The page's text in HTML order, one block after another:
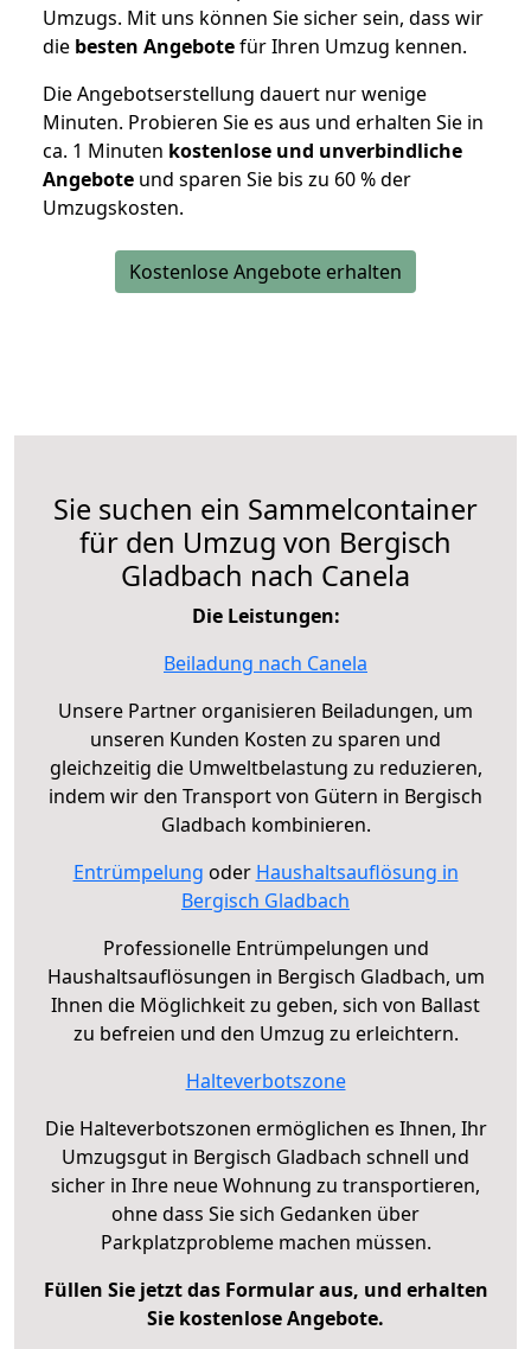
Umzugs. Mit uns können Sie sicher sein, dass wir
die besten Angebotefür Ihren Umzug kennen.
Die Angebotserstellung dauert nur wenige
Minuten. Probieren Sie es aus und erhalten Sie in
ca. 1 Minuten kostenlose und unverbindliche
Angebote und sparen Sie bis zu 60 % der
Umzugskosten.
Kostenlose Angebote erhalten
Sie suchen ein Sammelcontainer
für den Umzug von Bergisch
Gladbach nach Canela
Die Leistungen:
Beiladung nach Canela
Unsere Partner organisieren Beiladungen, um
unseren Kunden Kosten zu sparen und
gleichzeitig die Umweltbelastung zu reduzieren,
indem wir den Transport von Gütern in Bergisch
Gladbach kombinieren.
Entrümpelung oder Haushaltsauflösung in
Bergisch Gladbach
Professionelle Entrümpelungen und
Haushaltsauflösungen in Bergisch Gladbach, um
Ihnen die Möglichkeit zu geben, sich von Ballast
zu befreien und den Umzug zu erleichtern.
Halteverbotszone
Die Halteverbotszonen ermöglichen es Ihnen, Ihr
Umzugsgut in Bergisch Gladbach schnell und
sicher in Ihre neue Wohnung zu transportieren,
ohne dass Sie sich Gedanken über
Parkplatzprobleme machen müssen.
Füllen Sie jetzt das Formular aus, und erhalten
Sie kostenlose Angebote.